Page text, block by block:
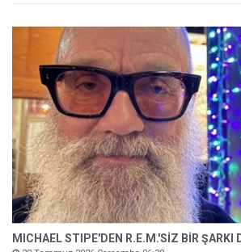
MICHAEL STIPE'DEN R.E.M.'SİZ BİR ŞARKI